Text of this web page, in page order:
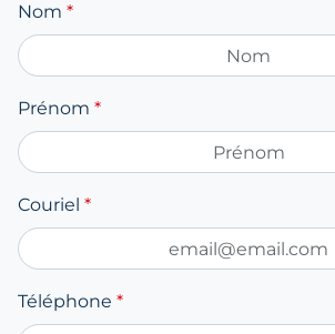
Nom *
Prénom *
Couriel *
Téléphone *